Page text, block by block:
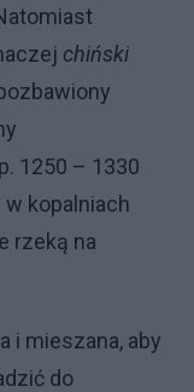
chiński
1250 – 1330
w kopalniach
rzeką na
i mieszana, aby
do